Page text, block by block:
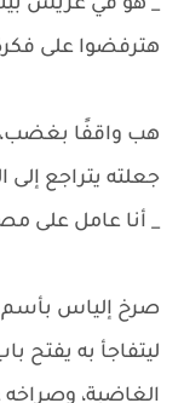
_ هو في عريس
هترفضوا على
هب واقفًا بغضب،
جعلته يتراجع إلى
_ أنا عامل على
صرخ إلياس
ليتفاجأ به يفتح
الغاضبة، وصراخه